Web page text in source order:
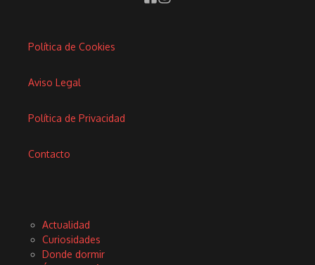
Política de Cookies
Aviso Legal
Política de Privacidad
Contacto
Actualidad
Curiosidades
Donde dormir